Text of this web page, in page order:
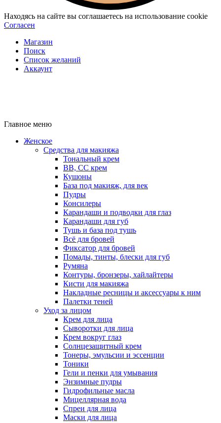
Находясь на сайте вы соглашаетесь на использование cookie
Согласен
Магазин
Поиск
Список желаний
Аккаунт
Главное меню
Женское
Средства для макияжа
Тональный крем
BB, CC крем
Кушоны
База под макияж, для век
Пудры
Консилеры
Карандаши и подводки для глаз
Карандаши для губ
Тушь и база под тушь
Всё для бровей
Фиксатор для бровей
Помады, тинты, блески для губ
Румяна
Контуры, бронзеры, хайлайтеры
Кисти для макияжа
Накладные ресницы и аксессуары к ним
Палетки теней
Уход за лицом
Крем для лица
Сыворотки для лица
Крем вокруг глаз
Солнцезащитный крем
Тонеры, эмульсии и эссенции
Тоники
Гели и пенки для умывания
Энзимные пудры
Гидрофильные масла
Мицеллярная вода
Спреи для лица
Маски для лица